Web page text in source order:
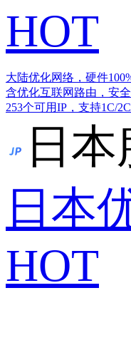
HOT
大陆优化网络，硬件
含优化互联网路由，安
253个可用IP，支持1C/
日
日本
HOT